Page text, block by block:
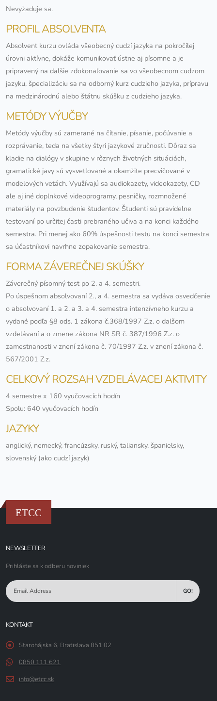
Nevyžaduje sa.
PROFIL ABSOLVENTA
Absolvent kurzu ovláda všeobecný cudzí jazyka na pokročilej
úrovni aktívne, dokáže komunikovať ústne aj písomne a je
pripravený na ďalšie zdokonaľovanie sa vo všeobecnom cudzom
jazyku, špecializáciu sa na odborný kurz cudzieho jazyka, prípravu
na medzinárodnú alebo štátnu skúšku z cudzieho jazyka.
METÓDY VÝUČBY
Metódy výučby sú zamerané na čítanie, písanie, počúvanie a
rozprávanie, teda na všetky štyri jazykové zručnosti. Dôraz sa
kladie na dialógy v skupine v rôznych životných situáciách,
gramatické javy sú vysvetľované a okamžite precvičované v
modelových vetách. Využívajú sa audiokazety, videokazety, CD
ale aj iné doplnkové videoprogramy, pesničky, rozmnožené
materiály na povzbudenie študentov. Študenti sú pravidelne
testovaní po určitej časti prebraného učiva a na konci každého
semestra. Pri menej ako 60% úspešnosti testu na konci semestra
sa účastníkovi navrhne zopakovanie semestra.
FORMA ZÁVEREČNEJ SKÚŠKY
Záverečný písomný test po 2. a 4. semestri.
Po úspešnom absolvovaní 2., a 4. semestra sa vydáva osvedčenie
o absolvovaní 1. a 2. a 3. a 4. semestra intenzívneho kurzu a
vydané podľa §8 ods. 1 zákona č.368/1997 Z.z. o ďalšom
vzdelávaní a o zmene zákona NR SR č. 387/1996 Z.z. o
zamestnanosti v znení zákona č. 70/1997 Z.z. v znení zákona č.
567/2001 Z.z.
CELKOVÝ ROZSAH VZDELÁVACEJ AKTIVITY
4 semestre x 160 vyučovacích hodín
Spolu: 640 vyučovacích hodín
JAZYKY
anglický, nemecký, francúzsky, ruský, taliansky, španielsky,
slovenský (ako cudzí jazyk)
ETCC
NEWSLETTER
Prihláste sa k odberu noviniek
GO!
KONTAKT
Starohájska 6, Bratislava 851 02
0850 111 621
info@etcc.sk